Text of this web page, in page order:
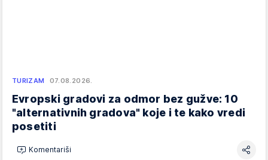
TURIZAM 07.08.2026.
Evropski gradovi za odmor bez gužve: 10
"alternativnih gradova" koje i te kako vredi
posetiti
Komentariši